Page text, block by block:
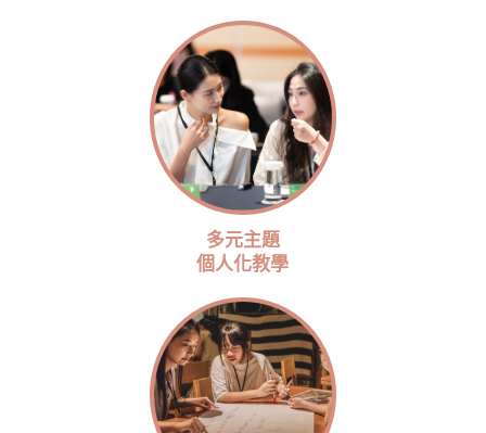
多元主題
個人化教學